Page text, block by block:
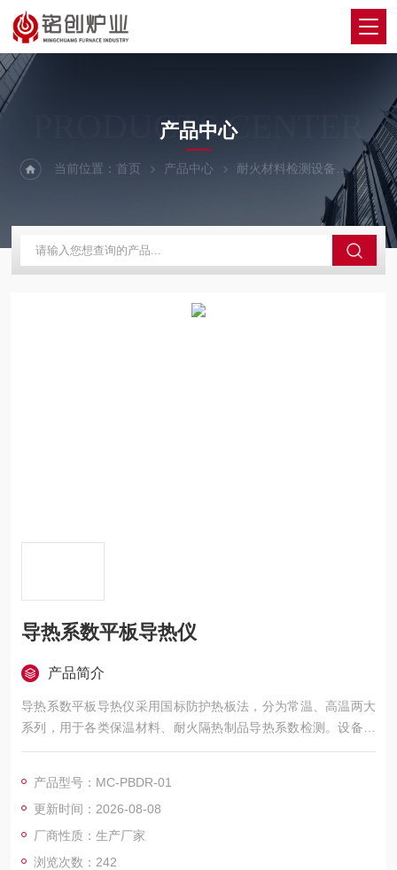
PRODUCTS CENTER
产品中心
当前位置：首页 产品中心 耐火材料检测设备 导热
导热系数平板导热仪
产品简介
导热系数平板导热仪采用国标防护热板法，分为常温、高温两大
系列，用于各类保温材料、耐火隔热制品导热系数检测。设备通
过冷热板形成单向稳定热流，高精度传感器采集温度数据，控制
产品型号：MC-PBDR-01
更新时间：2026-08-08
厂商性质：生产厂家
浏览次数：242